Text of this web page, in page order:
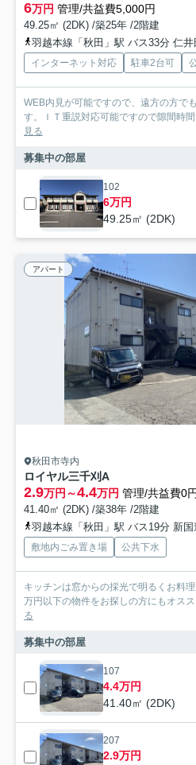
6万円 管理/共益費5,000円
49.25㎡ (2DK) /築25年 /2階建
羽越本線「秋田」駅 バス33分 仁井田御所
インターネット対応 駐車2台可
WEB内見が可能ですので、遠方の方で
す。ＩＴ重説対応可能ですので隙間時
見る
募集中の部屋
102
6万円
49.25㎡ (2DK)
アパート
秋田市寺内
ロイヤル三千刈A
2.9万円～4.4万円 管理/共益費0円
41.40㎡ (2DK) /築38年 /2階建
羽越本線「秋田」駅 バス19分 新国
敷地内ごみ置き場 公共下水
キッチンは窓からの採光で明るくお料
万円以下の物件をお探しの方にもオス
る
募集中の部屋
107
4.4万円
41.40㎡ (2DK)
207
2.9万円